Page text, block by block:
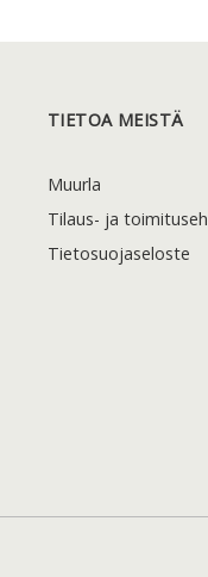
TIETOA MEISTÄ
Muurla
Tilaus- ja
Tietosuojaseloste